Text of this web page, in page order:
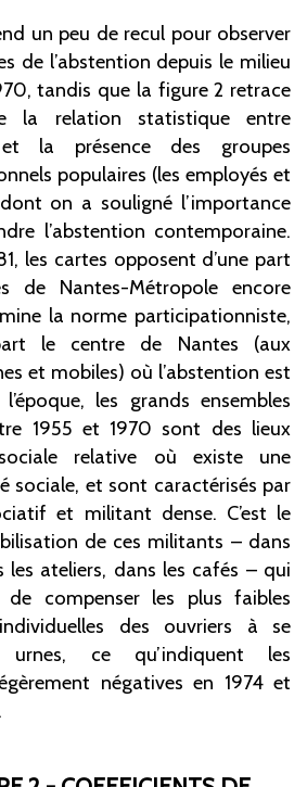
un peu de recul pour observer
de l’abstention depuis le milieu
tandis que la figure 2 retrace
la relation statistique entre
et la présence des groupes
populaires (les employés et
on a souligné l’importance
l’abstention contemporaine.
les cartes opposent d’une part
de Nantes-Métropole encore
la norme participationniste,
le centre de Nantes (aux
et mobiles) où l’abstention est
les grands ensembles
1955 et 1970 sont des lieux
sociale relative où existe une
sociale, et sont caractérisés par
et militant dense. C’est le
de ces militants – dans
les ateliers, dans les cafés – qui
compenser les plus faibles
des ouvriers à se
ce qu’indiquent les
négatives en 1974 et